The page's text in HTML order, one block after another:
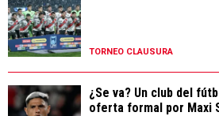
TORNEO CLAUSURA
¿Se va? Un club del
oferta formal por Maxi